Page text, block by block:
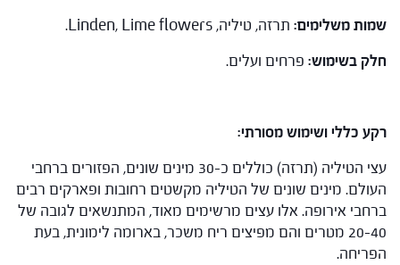
שמות משלימים: תרזה, טיליה, Linden, Lime flowers.
חלק בשימוש: פרחים ועלים.
רקע כללי ושימוש מסורתי:
עצי הטיליה (תרזה) כוללים כ-30 מינים שונים, הפזורים ברחבי
העולם. מינים שונים של הטיליה מקשטים רחובות ופארקים רבים
ברחבי אירופה. אלו עצים מרשימים מאוד, המתנשאים לגובה של
20-40 מטרים והם מפיצים ריח משכר, בארומה לימונית, בעת
הפריחה.